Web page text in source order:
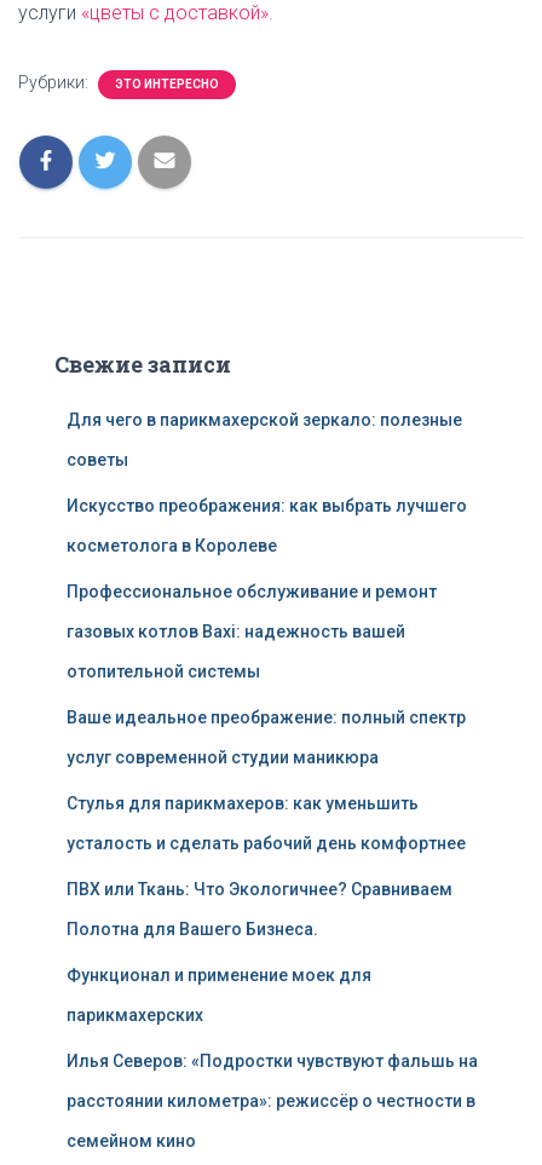
услуги «цветы с доставкой».
Рубрики: ЭТО ИНТЕРЕСНО
Свежие записи
Для чего в парикмахерской зеркало: полезные
советы
Искусство преображения: как выбрать лучшего
косметолога в Королеве
Профессиональное обслуживание и ремонт
газовых котлов Baxi: надежность вашей
отопительной системы
Ваше идеальное преображение: полный спектр
услуг современной студии маникюра
Стулья для парикмахеров: как уменьшить
усталость и сделать рабочий день комфортнее
ПВХ или Ткань: Что Экологичнее? Сравниваем
Полотна для Вашего Бизнеса.
Функционал и применение моек для
парикмахерских
Илья Северов: «Подростки чувствуют фальшь на
расстоянии километра»: режиссёр о честности в
семейном кино